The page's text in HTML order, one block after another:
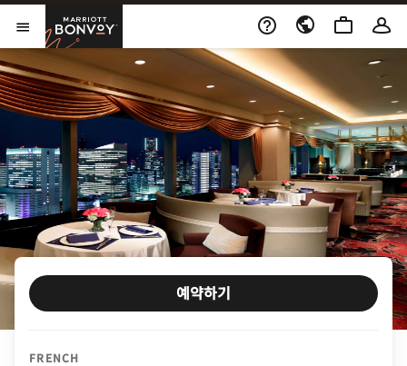
Skip to Content
메뉴 열기
Marriott Bonvoy
FRENCH
예약하기